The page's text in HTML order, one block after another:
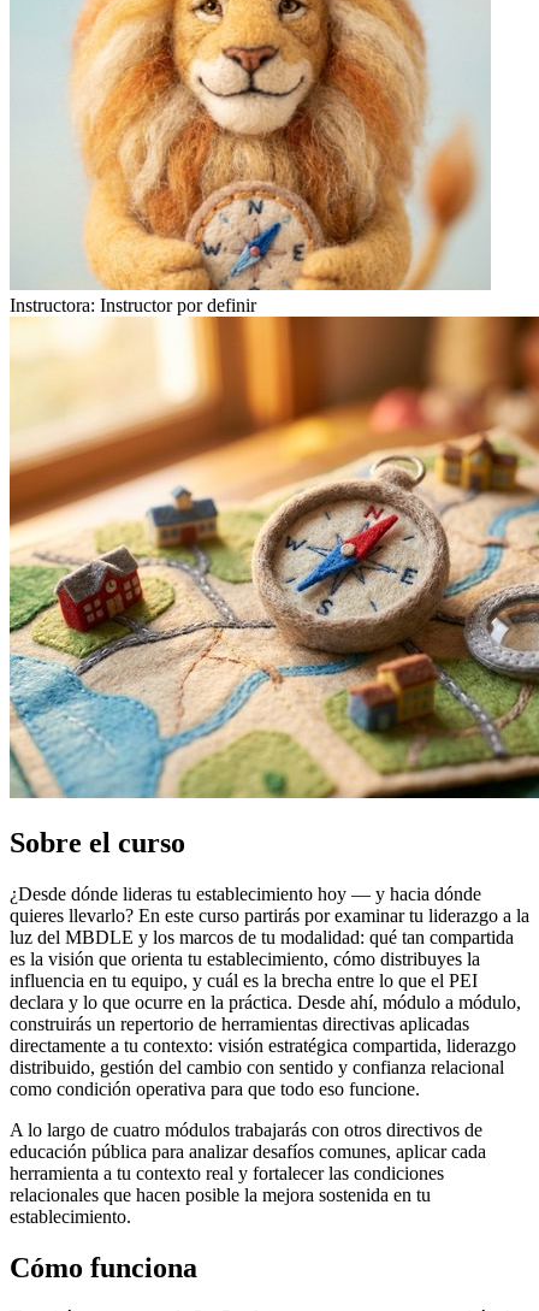
Instructora: Instructor por definir
Sobre el curso
¿Desde dónde lideras tu establecimiento hoy — y hacia dónde
quieres llevarlo? En este curso partirás por examinar tu liderazgo a la
luz del MBDLE y los marcos de tu modalidad: qué tan compartida
es la visión que orienta tu establecimiento, cómo distribuyes la
influencia en tu equipo, y cuál es la brecha entre lo que el PEI
declara y lo que ocurre en la práctica. Desde ahí, módulo a módulo,
construirás un repertorio de herramientas directivas aplicadas
directamente a tu contexto: visión estratégica compartida, liderazgo
distribuido, gestión del cambio con sentido y confianza relacional
como condición operativa para que todo eso funcione.
A lo largo de cuatro módulos trabajarás con otros directivos de
educación pública para analizar desafíos comunes, aplicar cada
herramienta a tu contexto real y fortalecer las condiciones
relacionales que hacen posible la mejora sostenida en tu
establecimiento.
Cómo funciona